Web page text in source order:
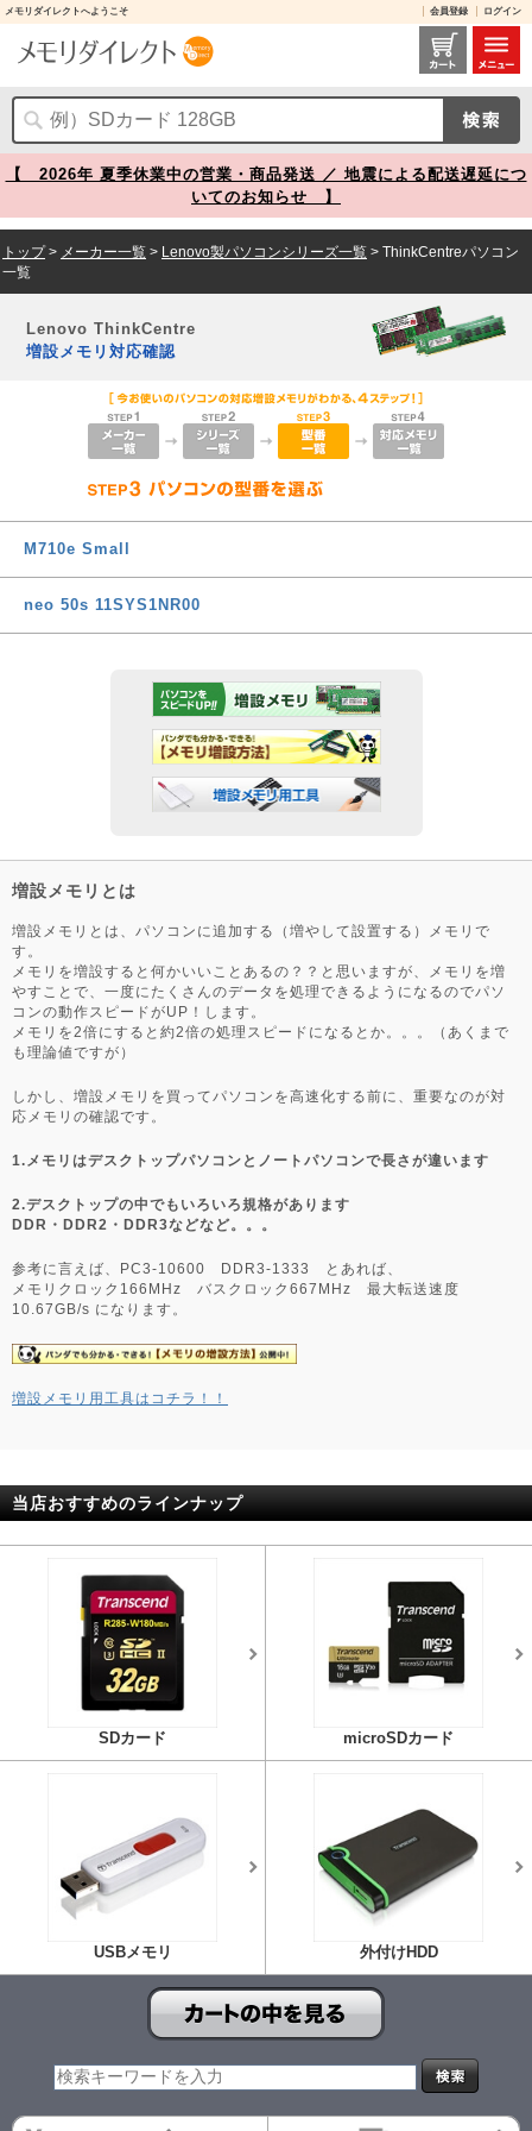
メモリダイレクトへようこそ 会員登録 ログイン
Lenovo ThinkCentre 増設メモリ対応確認 メモリダイレクト
【 2026年 夏季休業中の営業・商品発送 ／ 地震による配送遅延につ
いてのお知らせ 】
トップ> メーカー一覧 > Lenovo製パソコンシリーズ一覧 > ThinkCentreパソコン
一覧
Lenovo ThinkCentre
増設メモリ対応確認
M710e Small
neo 50s 11SYS1NR00
増設メモリとは
増設メモリとは、パソコンに追加する（増やして設置する）メモリで
す。
メモリを増設すると何かいいことあるの？？と思いますが、メモリを増
やすことで、一度にたくさんのデータを処理できるようになるのでパソ
コンの動作スピードがUP！します。
メモリを2倍にすると約2倍の処理スピードになるとか。。。（あくまで
も理論値ですが）
しかし、増設メモリを買ってパソコンを高速化する前に、重要なのが対
応メモリの確認です。
1.メモリはデスクトップパソコンとノートパソコンで長さが違います
2.デスクトップの中でもいろいろ規格があります
DDR・DDR2・DDR3などなど。。。
参考に言えば、PC3-10600 DDR3-1333 とあれば、
メモリクロック166MHz バスクロック667MHz 最大転送速度
10.67GB/s になります。
増設メモリ用工具はコチラ！！
当店おすすめのラインナップ
SDカード microSDカード
USBメモリ 外付けHDD